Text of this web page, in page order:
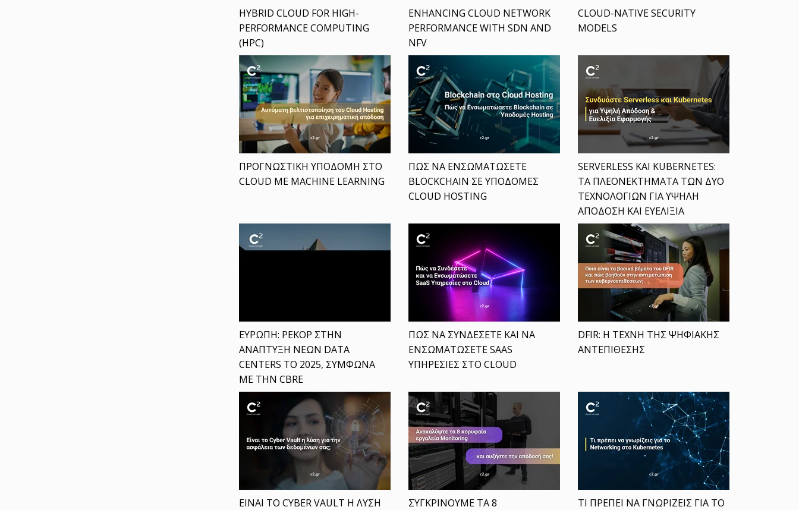
HYBRID CLOUD FOR HIGH-
PERFORMANCE COMPUTING
(HPC)
ENHANCING CLOUD NETWORK
PERFORMANCE WITH SDN AND
NFV
CLOUD-NATIVE SECURITY
MODELS
ΠΡΟΓΝΩΣΤΙΚΗ ΥΠΟΔΟΜΗ ΣΤΟ
CLOUD ΜΕ MACHINE LEARNING
ΠΩΣ ΝΑ ΕΝΣΩΜΑΤΩΣΕΤΕ
BLOCKCHAIN ΣΕ ΥΠΟΔΟΜΕΣ
CLOUD HOSTING
SERVERLESS ΚΑΙ KUBERNETES:
ΤΑ ΠΛΕΟΝΕΚΤΗΜΑΤΑ ΤΩΝ ΔΥΟ
ΤΕΧΝΟΛΟΓΙΩΝ ΓΙΑ ΥΨΗΛΗ
ΑΠΟΔΟΣΗ ΚΑΙ ΕΥΕΛΙΞΙΑ
ΕΥΡΩΠΗ: ΡΕΚΟΡ ΣΤΗΝ
ΑΝΑΠΤΥΞΗ ΝΕΩΝ DATA
CENTERS ΤΟ 2025, ΣΥΜΦΩΝΑ
ΜΕ ΤΗΝ CBRE
ΠΩΣ ΝΑ ΣΥΝΔΕΣΕΤΕ ΚΑΙ ΝΑ
ΕΝΣΩΜΑΤΩΣΕΤΕ SAAS
ΥΠΗΡΕΣΙΕΣ ΣΤΟ CLOUD
DFIR: Η ΤΕΧΝΗ ΤΗΣ ΨΗΦΙΑΚΗΣ
ΑΝΤΕΠΙΘΕΣΗΣ
ΕΙΝΑΙ ΤΟ CYBER VAULT Η ΛΥΣΗ ΣΥΓΚΡΙΝΟΥΜΕ ΤΑ 8 ΤΙ ΠΡΕΠΕΙ ΝΑ ΓΝΩΡΙΖΕΙΣ ΓΙΑ ΤΟ